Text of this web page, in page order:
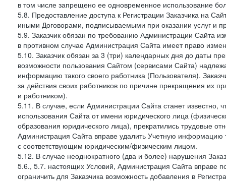
в том числе запрещено ее одновременное использование
5.8. Предоставление доступа к Регистрации Заказчика на
иными Договорами, подписываемыми при оказании услуг и
5.9. Заказчик обязан по требованию Администрации Сайта
в противном случае Администрация Сайта имеет право
5.10. Заказчик обязан за 3 (три) календарных дня до даты
возможности пользования Сайтом (сервисами Сайта)
информацию такого своего работника (Пользователя).
за действия своих работников по причине прекращения их
и работником).
5.11. В случае, если Администрации Сайта станет
использования Сайта от имени юридического лица
образования юридического лица), прекратились трудовые
Администрация Сайта вправе удалить Учетную информацию
с соответствующим юридическим/физическим лицом.
5.12. В случае неоднократного (два и более) нарушения
5.6., 5.7. настоящих Условий, Администрация Сайта вправе
ограничить для Заказчика возможность добавления в